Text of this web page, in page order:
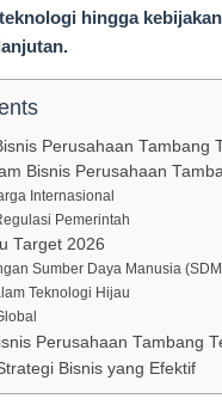
hingga
Perusahaan Tambang
Bisnis Perusahaan
Internasional
Pemerintah
Target 2026
Sumber Daya Manusia
Teknologi Hijau
Perusahaan Tambang
Bisnis yang Efektif